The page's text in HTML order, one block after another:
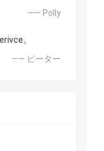
—— Polly
。
—— ピーター